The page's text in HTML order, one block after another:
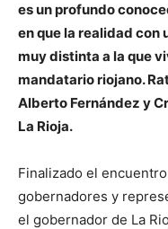
es un profundo
en que la realidad con
muy distinta a la que
mandatario riojano.
Alberto Fernández y
La Rioja.
Finalizado el
gobernadores y
el gobernador de La